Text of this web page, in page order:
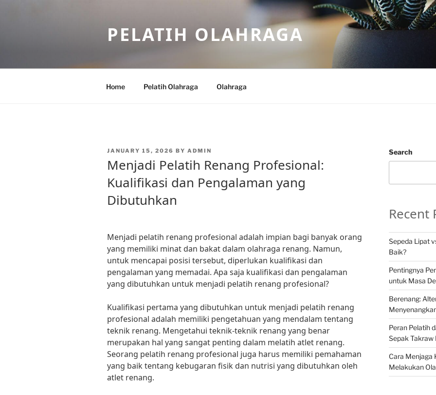
PELATIH OLAHRAGA
Home Pelatih Olahraga Olahraga
POSTED
JANUARY 15, 2026 BY ADMIN
Menjadi Pelatih Renang Profesional:
Kualifikasi dan Pengalaman yang
Dibutuhkan
Menjadi pelatih renang profesional adalah impian bagi banyak orang
yang memiliki minat dan bakat dalam olahraga renang. Namun,
untuk mencapai posisi tersebut, diperlukan kualifikasi dan
pengalaman yang memadai. Apa saja kualifikasi dan pengalaman
yang dibutuhkan untuk menjadi pelatih renang profesional?
Kualifikasi pertama yang dibutuhkan untuk menjadi pelatih renang
profesional adalah memiliki pengetahuan yang mendalam tentang
teknik renang. Mengetahui teknik-teknik renang yang benar
merupakan hal yang sangat penting dalam melatih atlet renang.
Seorang pelatih renang profesional juga harus memiliki pemahaman
yang baik tentang kebugaran fisik dan nutrisi yang dibutuhkan oleh
atlet renang.
Search
Recent
Sepeda Lipat
Baik?
Pentingnya
untuk Masa
Berenang:
Peran Pelatih
Sepak Takraw
Cara Menjaga
Melakukan